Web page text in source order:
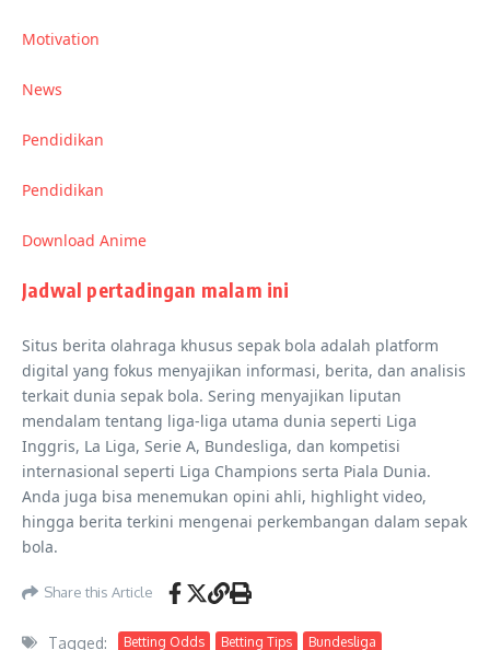
Motivation
News
Pendidikan
Pendidikan
Download Anime
Jadwal pertadingan malam ini
Situs berita olahraga khusus sepak bola adalah platform
digital yang fokus menyajikan informasi, berita, dan analisis
terkait dunia sepak bola. Sering menyajikan liputan
mendalam tentang liga-liga utama dunia seperti Liga
Inggris, La Liga, Serie A, Bundesliga, dan kompetisi
internasional seperti Liga Champions serta Piala Dunia.
Anda juga bisa menemukan opini ahli, highlight video,
hingga berita terkini mengenai perkembangan dalam sepak
bola.
Share this Article
Tagged: Betting Odds Betting Tips
Bundesliga